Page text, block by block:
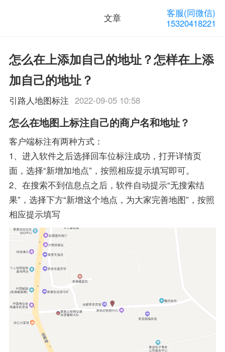
文章
客服(同微信)
15320418221
怎么在上添加自己的地址？怎样在上添
加自己的地址？
引路人地图标注 2022-09-05 10:58
怎么在地图上标注自己的商户名和地址？
客户端标注有两种方式：
1、进入软件之后选择回车位标注成功，打开详情页
面，选择“新增加地点”，按照相应提示填写即可。
2、在搜索不到信息点之后，软件自动提示“无搜索结
果”，选择下方“新增这个地点，为大家完善地图”，按照
相应提示填写